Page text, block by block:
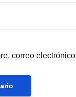
correo